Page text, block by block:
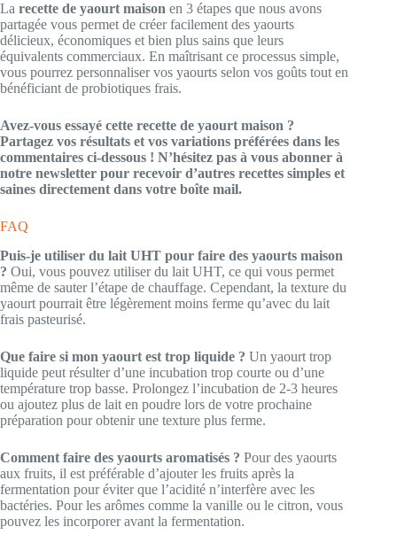
La recette de yaourt maison en 3 étapes que nous avons
partagée vous permet de créer facilement des yaourts
délicieux, économiques et bien plus sains que leurs
équivalents commerciaux. En maîtrisant ce processus simple,
vous pourrez personnaliser vos yaourts selon vos goûts tout en
bénéficiant de probiotiques frais.
Avez-vous essayé cette recette de yaourt maison ?
Partagez vos résultats et vos variations préférées dans les
commentaires ci-dessous ! N’hésitez pas à vous abonner à
notre newsletter pour recevoir d’autres recettes simples et
saines directement dans votre boîte mail.
FAQ
Puis-je utiliser du lait UHT pour faire des yaourts maison
? Oui, vous pouvez utiliser du lait UHT, ce qui vous permet
même de sauter l’étape de chauffage. Cependant, la texture du
yaourt pourrait être légèrement moins ferme qu’avec du lait
frais pasteurisé.
Que faire si mon yaourt est trop liquide ? Un yaourt trop
liquide peut résulter d’une incubation trop courte ou d’une
température trop basse. Prolongez l’incubation de 2-3 heures
ou ajoutez plus de lait en poudre lors de votre prochaine
préparation pour obtenir une texture plus ferme.
Comment faire des yaourts aromatisés ? Pour des yaourts
aux fruits, il est préférable d’ajouter les fruits après la
fermentation pour éviter que l’acidité n’interfère avec les
bactéries. Pour les arômes comme la vanille ou le citron, vous
pouvez les incorporer avant la fermentation.